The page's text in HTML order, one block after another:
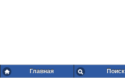
Главная Поиск